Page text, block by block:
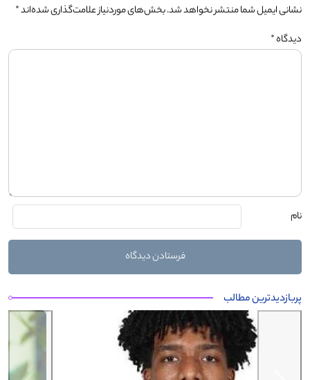
نشانی ایمیل شما منتشر نخواهد شد.بخش‌های موردنیاز علامت‌گذاری شده‌اند*
دیدگاه*
نام
پربازدیدترین مطالب